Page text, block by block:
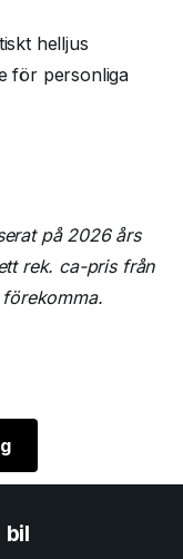
helljus
för personliga
på 2026 års
rek. ca-pris från
bil